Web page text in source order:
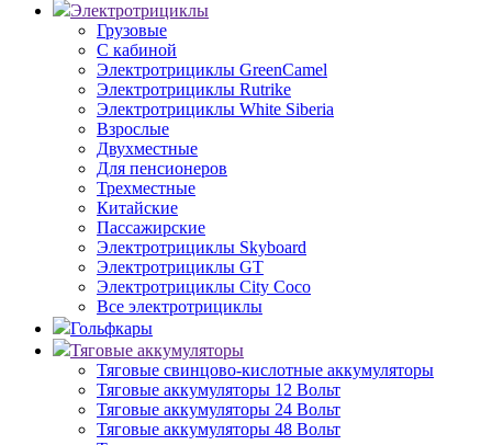
Электротрициклы
Грузовые
С кабиной
Электротрициклы GreenCamel
Электротрициклы Rutrike
Электротрициклы White Siberia
Взрослые
Двухместные
Для пенсионеров
Трехместные
Китайские
Пассажирские
Электротрициклы Skyboard
Электротрициклы GT
Электротрициклы City Coco
Все электротрициклы
Гольфкары
Тяговые аккумуляторы
Тяговые свинцово-кислотные аккумуляторы
Тяговые аккумуляторы 12 Вольт
Тяговые аккумуляторы 24 Вольт
Тяговые аккумуляторы 48 Вольт